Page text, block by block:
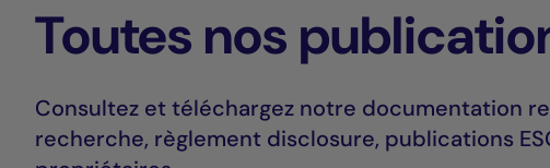
Toutes nos
Consultez et téléchargez notre documentation
recherche, règlement disclosure, publications